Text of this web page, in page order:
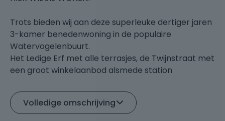
Trots bieden wij aan deze superleuke dertiger jaren
3-kamer benedenwoning in de populaire
Watervogelenbuurt.
Het Ledige Erf met alle terrasjes, de Twijnstraat met
een groot winkelaanbod alsmede station
Verder is deze woonomgeving heerlijk rustig en er is
veel groen.
Volledige omschrijving